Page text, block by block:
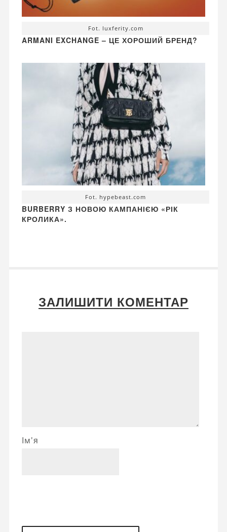
Fot. luxferity.com
ARMANI EXCHANGE – ЦЕ ХОРОШИЙ БРЕНД?
Fot. hypebeast.com
BURBERRY З НОВОЮ КАМПАНІЄЮ «РІК
КРОЛИКА».
ЗАЛИШИТИ КОМЕНТАР
Ім'я